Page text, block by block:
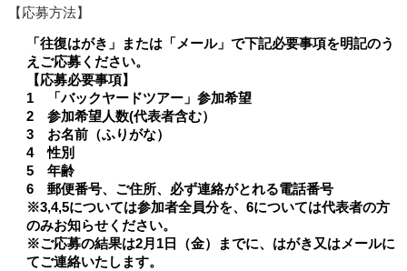
応募方法
「往復はがき」または「メール」で下記必要事項を明記のう
えご応募ください。
【応募必要事項】
1 「バックヤードツアー」参加希望
2 参加希望人数(代表者含む）
3 お名前（ふりがな）
4 性別
5 年齢
6 郵便番号、ご住所、必ず連絡がとれる電話番号
※3,4,5については参加者全員分を、6については代表者の方
のみお知らせください。
※ご応募の結果は2月1日（金）までに、はがき又はメールに
てご連絡いたします。